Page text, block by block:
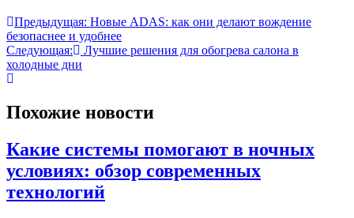
Предыдущая: Новые ADAS: как они делают вождение
безопаснее и удобнее
Следующая:
Лучшие решения для обогрева салона в
холодные дни
Похожие новости
Какие системы помогают в ночных
условиях: обзор современных
технологий